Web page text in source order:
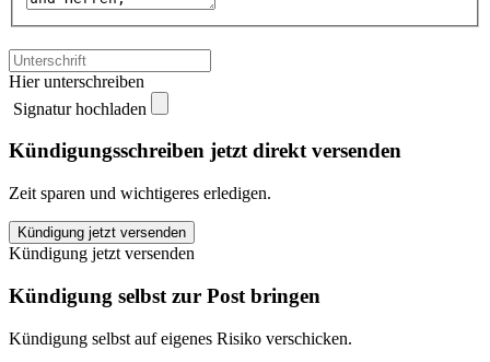
Hier unterschreiben
Signatur hochladen
Kündigungsschreiben jetzt direkt versenden
Zeit sparen und wichtigeres erledigen.
DFV
Handy
Schutzbrief
kündigen
quantity
Kündigung jetzt versenden
Kündigung jetzt versenden
Kündigung selbst zur Post bringen
Kündigung selbst auf eigenes Risiko verschicken.